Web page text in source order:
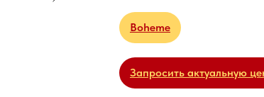
Boheme
Запросить актуальную